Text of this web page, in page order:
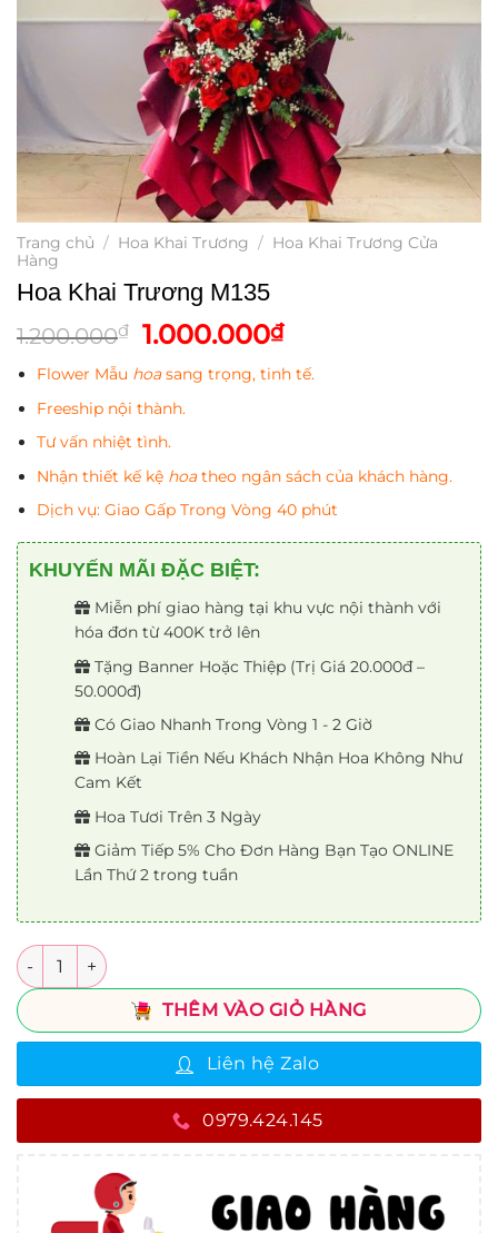
Trang chủ / Hoa Khai Trương / Hoa Khai Trương Cửa
Hàng
Hoa Khai Trương M135
1.200.000₫
Giá
là:
1.200.000₫.
1.000.000₫Giá
hiện
tại
Flower Mẫu hoasang trọng, tinh tế.
Freeship nội thành.
Tư vấn nhiệt tình.
Nhận thiết kế kệ hoatheo ngân sách của khách hàng.
Dịch vụ: Giao Gấp Trong Vòng 40 phút
KHUYẾN MÃI ĐẶC BIỆT:
Miễn phí giao hàng tại khu vực nội thành với
hóa đơn từ 400K trở lên
Tặng Banner Hoặc Thiệp (Trị Giá 20.000đ –
50.000đ)
Có Giao Nhanh Trong Vòng 1 - 2 Giờ
Hoàn Lại Tiền Nếu Khách Nhận Hoa Không Như
Cam Kết
Hoa Tươi Trên 3 Ngày
Giảm Tiếp 5% Cho Đơn Hàng Bạn Tạo ONLINE
Lần Thứ 2 trong tuần
Số lượng
THÊM VÀO GIỎ HÀNG
Liên hệ Zalo
0979.424.145